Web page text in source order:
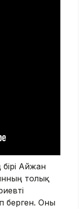
Айжан
толық
берген. Оны